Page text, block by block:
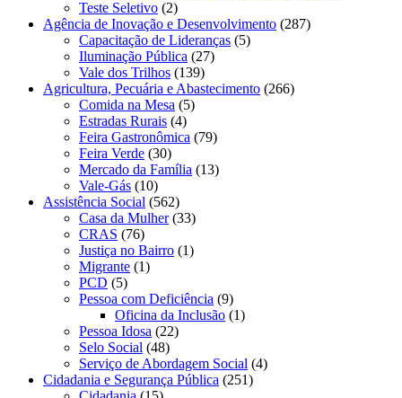
Teste Seletivo (2)
Agência de Inovação e Desenvolvimento (287)
Capacitação de Lideranças (5)
Iluminação Pública (27)
Vale dos Trilhos (139)
Agricultura, Pecuária e Abastecimento (266)
Comida na Mesa (5)
Estradas Rurais (4)
Feira Gastronômica (79)
Feira Verde (30)
Mercado da Família (13)
Vale-Gás (10)
Assistência Social (562)
Casa da Mulher(33)
CRAS (76)
Justiça no Bairro (1)
Migrante (1)
PCD (5)
Pessoa com Deficiência (9)
Oficina da Inclusão (1)
Pessoa Idosa (22)
Selo Social (48)
Serviço de Abordagem Social (4)
Cidadania e Segurança Pública (251)